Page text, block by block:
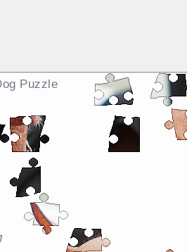
Puzzle